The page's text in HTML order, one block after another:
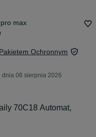
max
Ochronnym
dnia 06 sierpnia 2026
70C18 Automat,